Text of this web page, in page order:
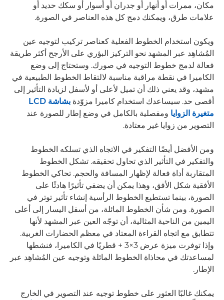
مكان، ممرات أو أنهار أو جدران أو أسوار أو سكك حديد أو
علامات طرق، ويمكنك دمج كل هذه العناصر في الصورة.
ويكون استخدام الخطوط الفعلية كعناصر تركيب لتوجيه عين
المُشاهِد عبر المشهد نحو التركيز البؤري على الأرجح أكثر طريقة
فعالة لدمج خطوط التوجيه في صورك. وستحتاج إلى وضع
الكاميرا في نقطة مراقبة مناسبة لالتقاط الخطوط الطبيعية في
مشهد، وقد يعني ذلك أن تميل لأعلى أو لأسفل لزيادة التأثير إلى
أقصى حد. سيساعدك استخدام كاميرا مزوّدة
بشاشة LCD
متغيرة الزوايا ومفصلية بالكامل في وضع إطار للصورة عند
التصوير من زوايا غير معتادة.
ومن الأفضل أيضًا التفكير في الاتجاه الذي تسلكه الخطوط
والتفكير في التأثير الذي تحاول تحقيقه. تشكل الخطوط
المتقاربة أداة فعالة لإظهار المسافة والحجم. تحاكي الخطوط
الأفقية شكل الأفق، وهذا يمكن أن يضفي تأثيرًا هادئًا على
الصورة، بينما تستطيع الخطوط الرأسية إنشاء تأثير توتر في
الصورة. ومن شأن الخطوط المائلة، من أسفل اليسار إلى أعلى
اليمين من الناحية المثالية، أن توجّه العين عبر المشهد لأنها
تتطابق مع اتجاه القراءة المعتاد في معظم الحضارات الغربية.
وإذا توفرت ميزة عرض 3×3 + قطريًا في الكاميرا، فنشطها
لمساعدتك في محاذاة الخطوط المائلة وتوجيه عين المُشاهِد عبر
الإطار.
يمكنك غالبًا العثور على خطوط توجيه عند التصوير في الخارج